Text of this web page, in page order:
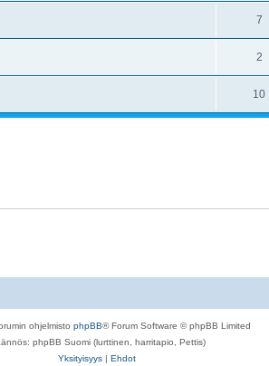
7
2
10
ohjelmisto phpBB® Forum Software © phpBB Limited
phpBB Suomi (lurttinen, harritapio, Pettis)
Yksityisyys | Ehdot